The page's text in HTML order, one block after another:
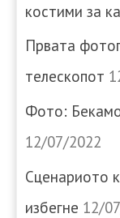
костими за
Првата
телескопот
Фото:
12/07/2022
Сценариото
избегне 12/